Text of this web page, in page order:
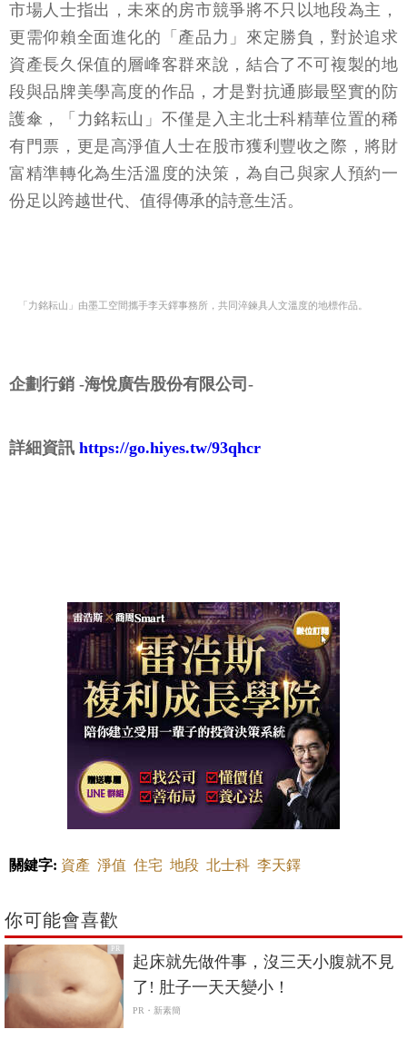
市場人士指出，未來的房市競爭將不只以地段為主，
更需仰賴全面進化的「產品力」來定勝負，對於追求
資產長久保值的層峰客群來說，結合了不可複製的地
段與品牌美學高度的作品，才是對抗通膨最堅實的防
護傘，「力銘耘山」不僅是入主北士科精華位置的稀
有門票，更是高淨值人士在股市獲利豐收之際，將財
富精準轉化為生活溫度的決策，為自己與家人預約一
份足以跨越世代、值得傳承的詩意生活。
「力銘耘山」由墨工空間攜手李天鐸事務所，共同淬鍊具人文溫度的地標作品。
企劃行銷 -海悅廣告股份有限公司-
詳細資訊 https://go.hiyes.tw/93qhcr
關鍵字: 資產 淨值 住宅 地段 北士科 李天鐸
你可能會喜歡
PR
起床就先做件事，沒三天小腹就不見
了! 肚子一天天變小！
PR・新素簡